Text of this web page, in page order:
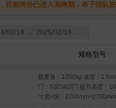
目前询价已进入高峰期，单子排队
-
规格型号
载重量：1050kg 速度：
门：5层5站5门 提升高度：
寸宽×深：